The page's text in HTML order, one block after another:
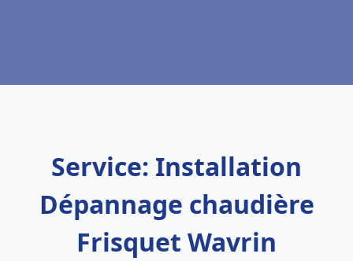
Service: Installation
Dépannage chaudière
Frisquet Wavrin